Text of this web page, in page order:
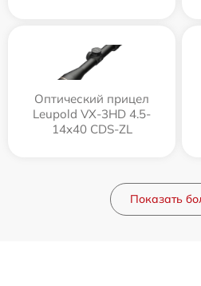
Оптический прицел
Leupold VX-3HD 4.5-
14x40 CDS-ZL
Показать